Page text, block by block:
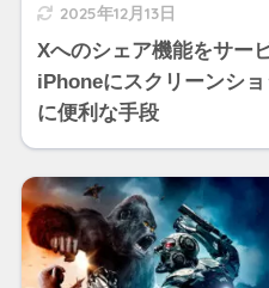
2025年12月13日
Xへのシェア機能をサー
iPhoneにスクリーンシ
に便利な手段